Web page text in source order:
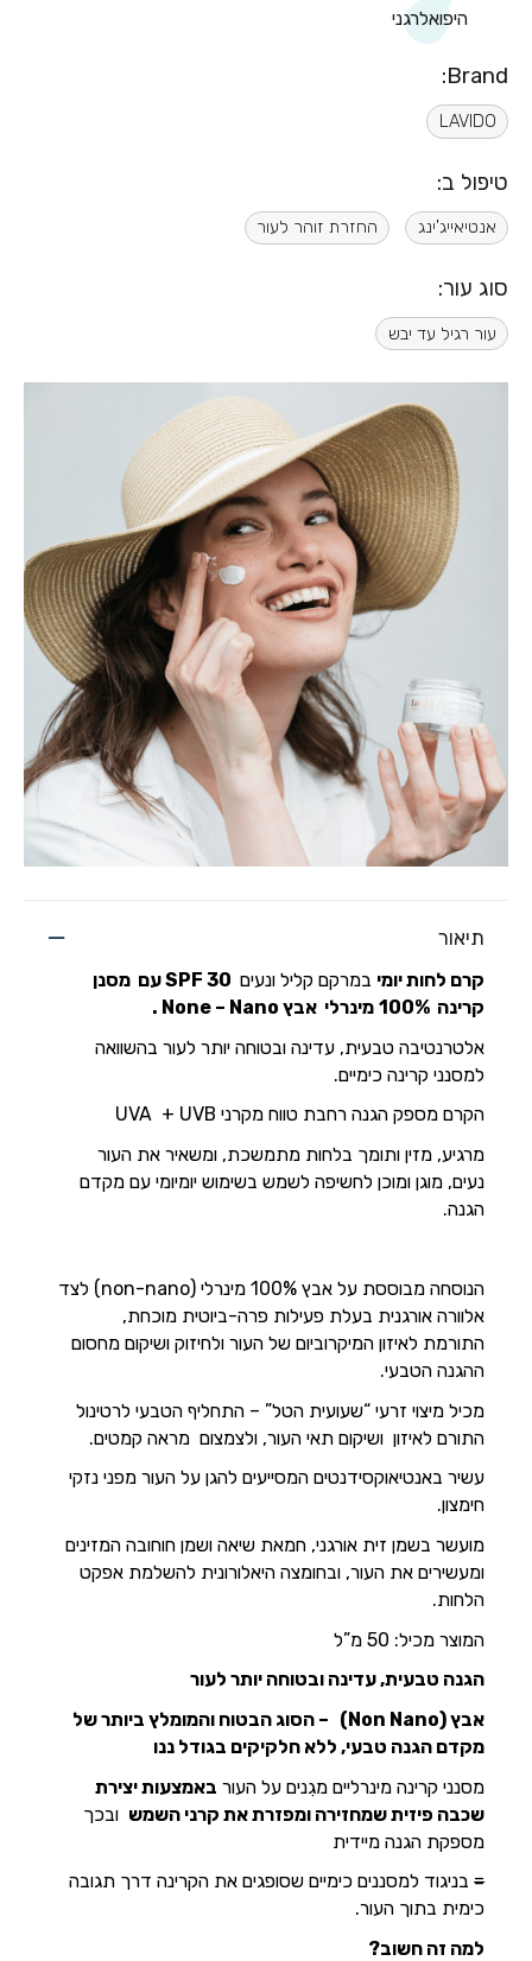
היפואלרגני
Brand:
LAVIDO
טיפול ב:
אנטיאייג'ינג החזרת זוהר לעור
סוג עור:
עור רגיל עד יבש
תיאור
קרם לחות יומי במרקם קליל ונעים
עם מסנן
קרינה 100%
מינרלי אבץ None – Nano .
אלטרנטיבה טבעית, עדינה ובטוחה יותר לעור בהשוואה
למסנני קרינה כימיים.
הקרם מספק הגנה רחבת טווח מקרני UVA + UVB
מרגיע, מזין ותומך בלחות מתמשכת, ומשאיר את העור
נעים, מוגן ומוכן לחשיפה לשמש בשימוש יומיומי עם מקדם
הגנה.
הנוסחה מבוססת על אבץ 100% מינרלי (non-nano) לצד
אלוורה אורגנית בעלת פעילות פרה-ביוטית מוכחת,
התורמת לאיזון המיקרוביום של העור ולחיזוק ושיקום מחסום
ההגנה הטבעי.
מכיל מיצוי זרעי “שעועית הטל” – התחליף הטבעי לרטינול
התורם לאיזון ושיקום תאי העור, ולצמצום מראה קמטים.
עשיר באנטיאוקסידנטים המסייעים להגן על העור מפני נזקי
חימצון.
מועשר בשמן זית אורגני, חמאת שיאה ושמן חוחובה המזינים
ומעשירים את העור, ובחומצה היאלורונית להשלמת אפקט
הלחות.
המוצר מכיל: 50 מ”ל
הגנה טבעית, עדינה ובטוחה יותר לעור
אבץ (Non Nano)
– הסוג הבטוח והמומלץ ביותר של
מקדם הגנה טבעי, ללא חלקיקים בגודל ננו
מסנני קרינה מינרליים מגִנים על העור באמצעות יצירת
שכבה פיזית שמחזירה ומפזרת את קרני השמש ובכך
מספקת הגנה מיידית
=בניגוד למסננים כימיים שסופגים את הקרינה דרך תגובה
כימית בתוך העור.
למה זה חשוב?